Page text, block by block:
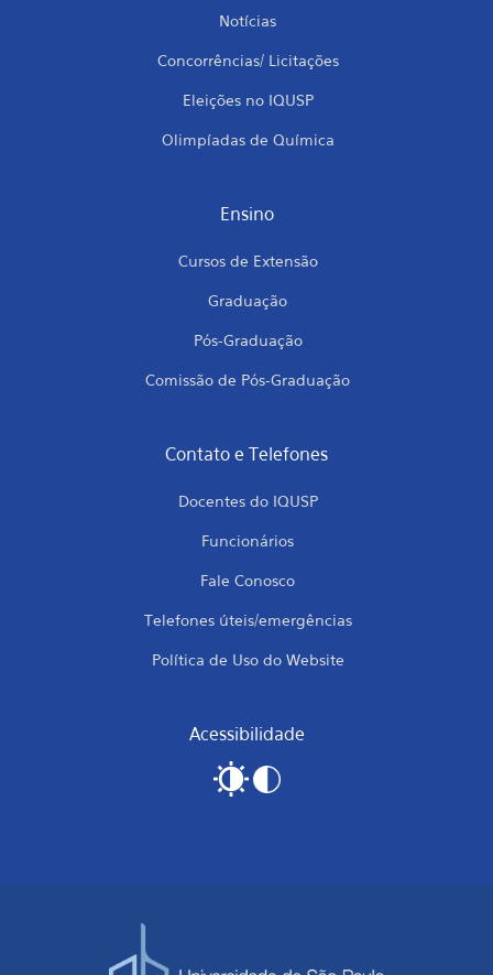
Notícias
Concorrências/ Licitações
Eleições no IQUSP
Olimpíadas de Química
Ensino
Cursos de Extensão
Graduação
Pós-Graduação
Comissão de Pós-Graduação
Contato e Telefones
Docentes do IQUSP
Funcionários
Fale Conosco
Telefones úteis/emergências
Política de Uso do Website
Acessibilidade